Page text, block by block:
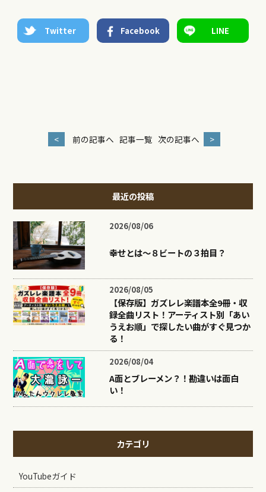
Twitter Facebook LINE
< 前の記事へ 記事一覧 次の記事へ >
最近の投稿
2026/08/06
幸せとは〜８ビートの３拍目？
2026/08/05
【保存版】ガズレレ楽譜本全9冊・収
録全曲リスト！アーティスト別「あい
うえお順」で探したい曲がすぐ見つか
る！
2026/08/04
A面とブレーメン？！勘違いは面白
い！
カテゴリ
YouTubeガイド